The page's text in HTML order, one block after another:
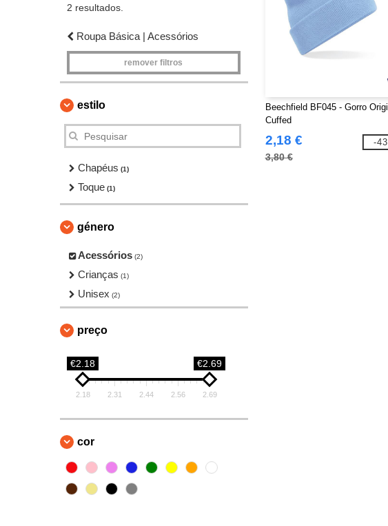
2 resultados.
Roupa Básica | Acessórios
remover filtros
estilo
Chapéus (1)
Toque (1)
género
Acessórios (2)
Crianças (1)
Unisex (2)
preço
€2.18 €2.69
2.18 2.31 2.44 2.56 2.69
cor
Beechfield BF045 - Gorro
Cuffed
2,18 €
3,80 €
-